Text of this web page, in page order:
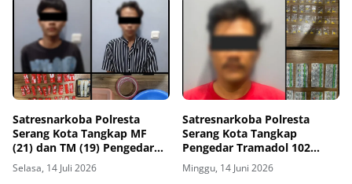
Satresnarkoba Polresta
Serang Kota Tangkap MF
(21) dan TM (19) Pengedar
Tembakau Sintetis di
Cigelam Ciruas
Selasa, 14 Juli 2026
Satresnarkoba Polresta
Serang Kota Tangkap
Pengedar Tramadol 102
Butir dan Hexymer 281 Butir
Minggu, 14 Juni 2026